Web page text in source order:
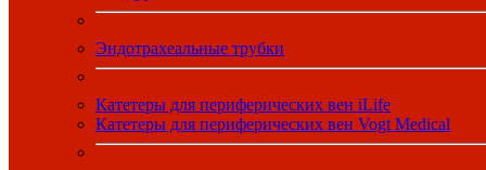
Эндотрахеальные трубки
Катетеры для периферических вен iLife
Катетеры для периферических вен Vogt Medical